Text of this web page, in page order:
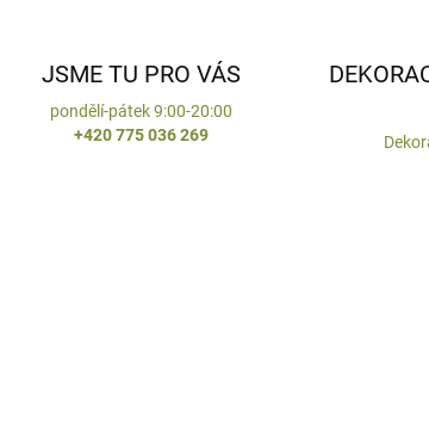
JSME TU PRO VÁS
pondělí-pátek 9:00-20:00
+420 775 036 269